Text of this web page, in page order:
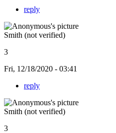
reply
Smith (not verified)
3
Fri, 12/18/2020 - 03:41
reply
Smith (not verified)
3